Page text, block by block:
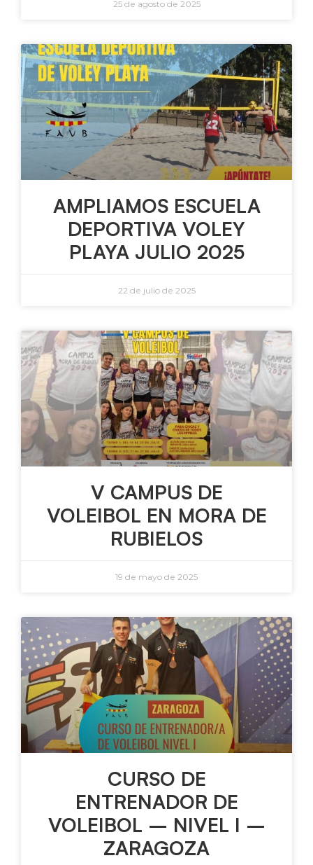
25 de agosto de 2025
AMPLIAMOS ESCUELA
DEPORTIVA VOLEY
PLAYA JULIO 2025
22 de julio de 2025
V CAMPUS DE
VOLEIBOL EN MORA DE
RUBIELOS
19 de mayo de 2025
CURSO DE
ENTRENADOR DE
VOLEIBOL – NIVEL I –
ZARAGOZA